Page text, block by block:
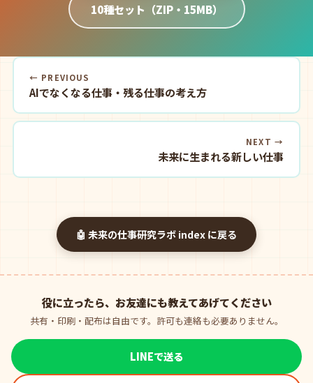
10種セット（ZIP・15MB）
← PREVIOUS
AIでなくなる仕事・残る仕事の考え方
NEXT →
未来に生まれる新しい仕事
🤖 未来の仕事研究ラボ index に戻る
役に立ったら、お友達にも教えてあげてください
共有・印刷・配布は自由です。許可も連絡も必要ありません。
LINEで送る